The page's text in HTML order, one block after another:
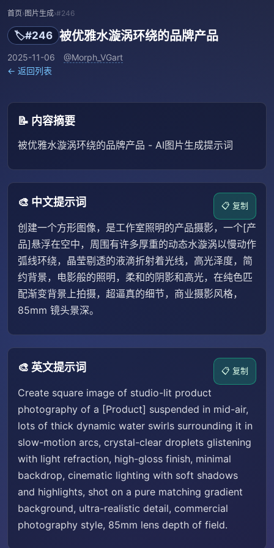
首页› 图片生成›#246
🏷️#246 被优雅水漩涡环绕的品牌产品
2025-11-06 @Morph_VGart
← 返回列表
📝 内容摘要
被优雅水漩涡环绕的品牌产品 - AI图片生成提示词
🎨 中文提示词 📋 复制
创建一个方形图像，是工作室照明的产品摄影，一个[产
品]悬浮在空中，周围有许多厚重的动态水漩涡以慢动作
弧线环绕，晶莹剔透的液滴折射着光线，高光泽度，简
约背景，电影般的照明，柔和的阴影和高光，在纯色匹
配渐变背景上拍摄，超逼真的细节，商业摄影风格，
85mm 镜头景深。
🎨 英文提示词 📋 复制
Create square image of studio-lit product
photography of a [Product] suspended in mid-air,
lots of thick dynamic water swirls surrounding it in
slow-motion arcs, crystal-clear droplets glistening
with light refraction, high-gloss finish, minimal
backdrop, cinematic lighting with soft shadows
and highlights, shot on a pure matching gradient
background, ultra-realistic detail, commercial
photography style, 85mm lens depth of field.